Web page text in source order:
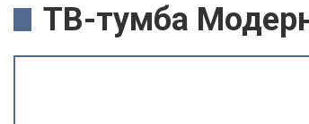
ТВ-тумба